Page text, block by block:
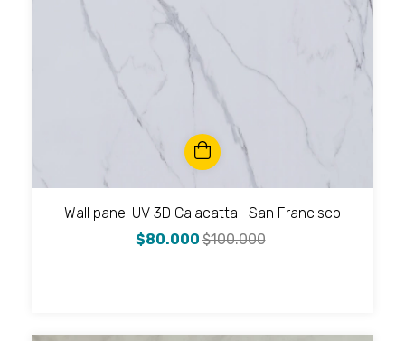
Wall panel UV 3D Calacatta -San Francisco
$80.000$100.000